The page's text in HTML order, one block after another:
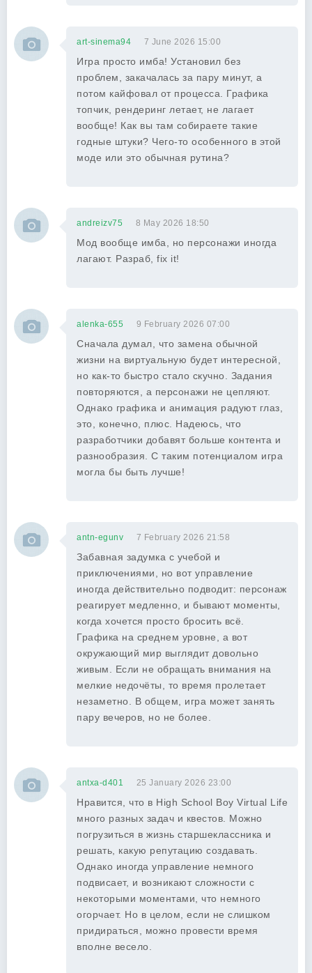
art-sinema94 7 June 2026 15:00
Игра просто имба! Установил без
проблем, закачалась за пару минут, а
потом кайфовал от процесса. Графика
топчик, рендеринг летает, не лагает
вообще! Как вы там собираете такие
годные штуки? Чего-то особенного в этой
моде или это обычная рутина?
andreizv75 8 May 2026 18:50
Мод вообще имба, но персонажи иногда
лагают. Разраб, fix it!
alenka-655 9 February 2026 07:00
Сначала думал, что замена обычной
жизни на виртуальную будет интересной,
но как-то быстро стало скучно. Задания
повторяются, а персонажи не цепляют.
Однако графика и анимация радуют глаз,
это, конечно, плюс. Надеюсь, что
разработчики добавят больше контента и
разнообразия. С таким потенциалом игра
могла бы быть лучше!
antn-egunv 7 February 2026 21:58
Забавная задумка с учебой и
приключениями, но вот управление
иногда действительно подводит: персонаж
реагирует медленно, и бывают моменты,
когда хочется просто бросить всё.
Графика на среднем уровне, а вот
окружающий мир выглядит довольно
живым. Если не обращать внимания на
мелкие недочёты, то время пролетает
незаметно. В общем, игра может занять
пару вечеров, но не более.
antxa-d401 25 January 2026 23:00
Нравится, что в High School Boy Virtual Life
много разных задач и квестов. Можно
погрузиться в жизнь старшеклассника и
решать, какую репутацию создавать.
Однако иногда управление немного
подвисает, и возникают сложности с
некоторыми моментами, что немного
огорчает. Но в целом, если не слишком
придираться, можно провести время
вполне весело.